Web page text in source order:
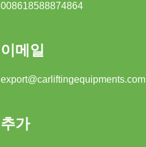
008618588874864
이메일
export@carliftingequipments.com
추가